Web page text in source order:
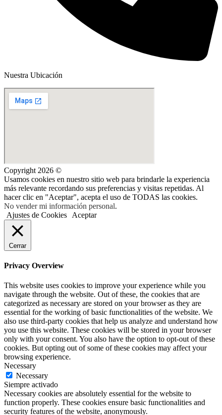
Nuestra Ubicación
Copyright 2026 ©
Usamos cookies en nuestro sitio web para brindarle la experiencia
más relevante recordando sus preferencias y visitas repetidas. Al
hacer clic en "Aceptar", acepta el uso de TODAS las cookies.
No vender mi información personal.
Ajustes de Cookies
Aceptar
Cerrar
Privacy Overview
This website uses cookies to improve your experience while you
navigate through the website. Out of these, the cookies that are
categorized as necessary are stored on your browser as they are
essential for the working of basic functionalities of the website. We
also use third-party cookies that help us analyze and understand how
you use this website. These cookies will be stored in your browser
only with your consent. You also have the option to opt-out of these
cookies. But opting out of some of these cookies may affect your
browsing experience.
Necessary
Necessary
Siempre activado
Necessary cookies are absolutely essential for the website to
function properly. These cookies ensure basic functionalities and
security features of the website, anonymously.